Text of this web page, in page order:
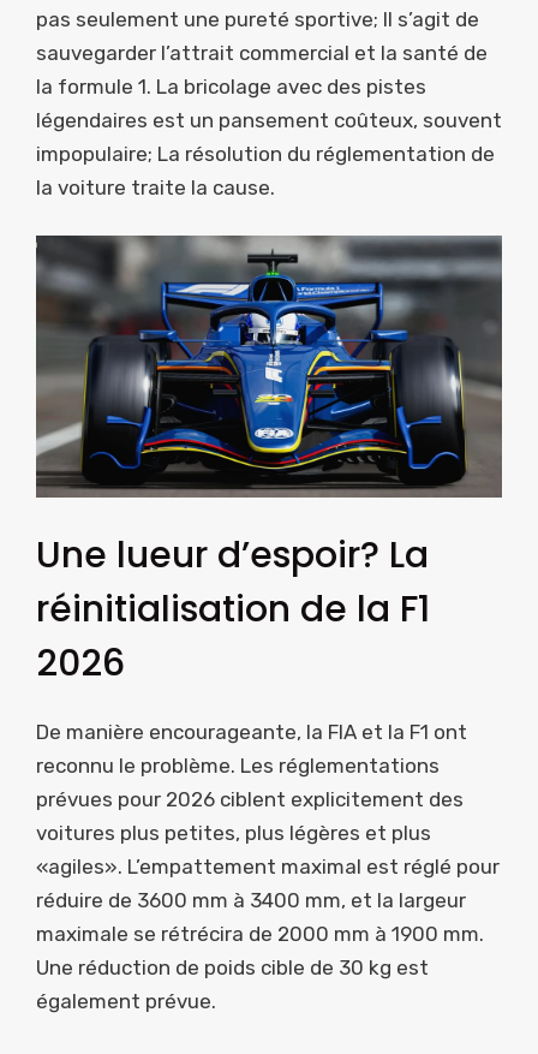
pas seulement une pureté sportive; Il s’agit de
sauvegarder l’attrait commercial et la santé de
la formule 1. La bricolage avec des pistes
légendaires est un pansement coûteux, souvent
impopulaire; La résolution du réglementation de
la voiture traite la cause.
Une lueur d’espoir? La
réinitialisation de la F1
2026
De manière encourageante, la FIA et la F1 ont
reconnu le problème. Les réglementations
prévues pour 2026 ciblent explicitement des
voitures plus petites, plus légères et plus
«agiles». L’empattement maximal est réglé pour
réduire de 3600 mm à 3400 mm, et la largeur
maximale se rétrécira de 2000 mm à 1900 mm.
Une réduction de poids cible de 30 kg est
également prévue.